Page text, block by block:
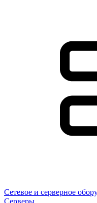
Сетевое и серверное
Cерверы